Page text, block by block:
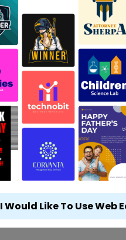
I Would Like To Use Web